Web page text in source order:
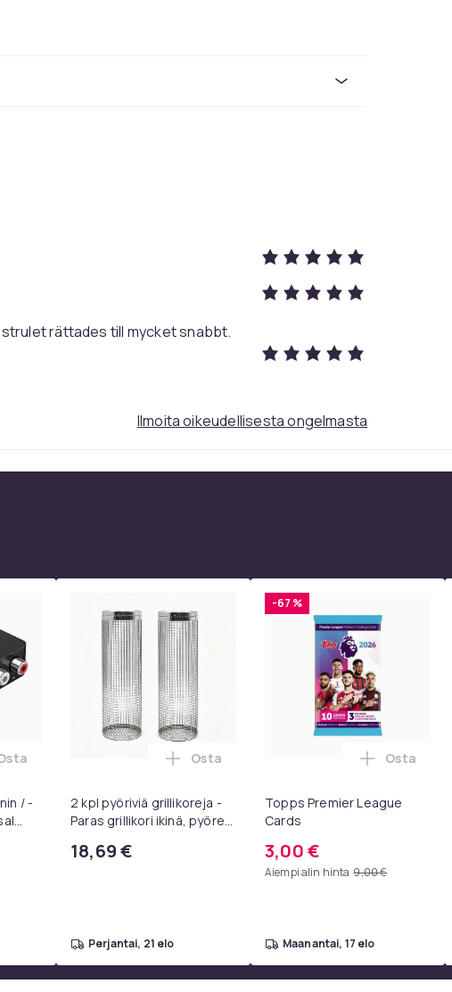
rättades till mycket snabbt.
Ilmoita oikeudellisesta ongelmasta
000 kappaletta - 40 väriä - Strassit laatikossa - DIY-strassit - koko
/ -
RCA AV - HDMI-muunnin / -sovitin 1080P Universal Musta
2 kpl pyöriviä grillikoreja -
Paras grillikori ikinä, pyöreä
teräksestä valmistettu
18,69 €
Lisää 2 kpl pyöriviä grillikoreja - Paras
Osta
perjantai, 21 elo
-67 %
Topps Premier League
Cards
3,00 €
Aiempi alin hinta 9,00 €
Lisää
Osta
maanantai, 17 elo